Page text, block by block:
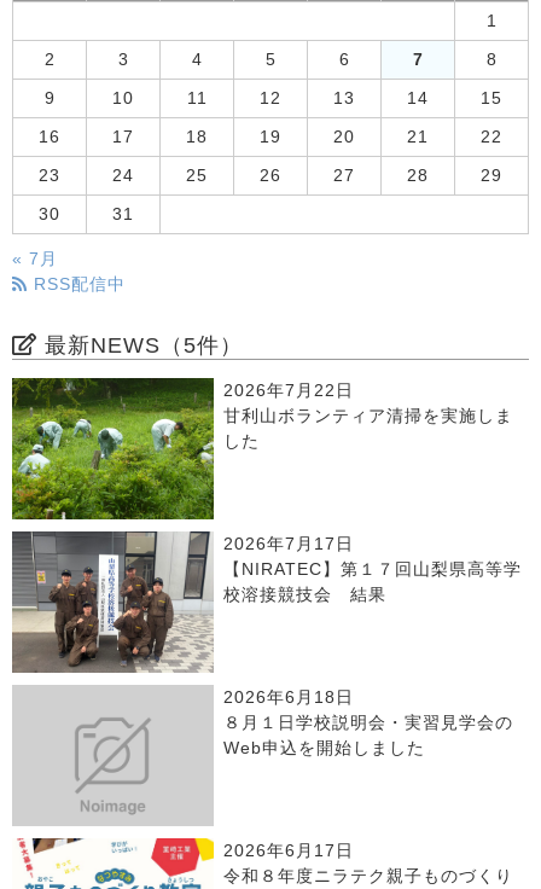
1
2 3 4 5 6 7 8
9 10 11 12 13 14 15
16 17 18 19 20 21 22
23 24 25 26 27 28 29
30 31
« 7月
RSS配信中
最新NEWS（5件）
2026年7月22日
甘利山ボランティア清掃を実施しま
した
2026年7月17日
【NIRATEC】第１７回山梨県高等学
校溶接競技会 結果
2026年6月18日
８月１日学校説明会・実習見学会の
Web申込を開始しました
2026年6月17日
令和８年度ニラテク親子ものづくり